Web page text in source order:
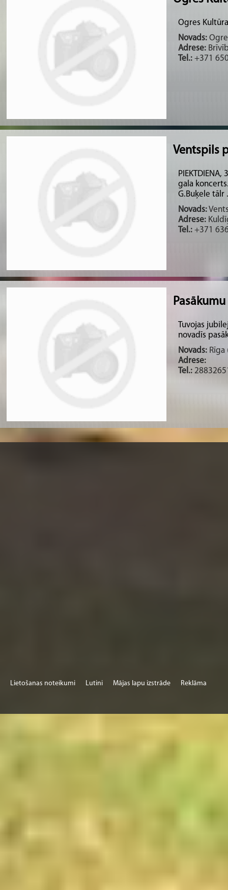
Ogres
Novads:
Adrese:
Tel.: +371
Ventspils
gala
G.Buķele tālr
Novads:
Adrese:
Tel.: +371
Tuvojas
novadīs
Novads: Rīga
Adrese:
Tel.:
Lietošanas noteikumi Lutini Mājas lapu izstrāde Reklāma